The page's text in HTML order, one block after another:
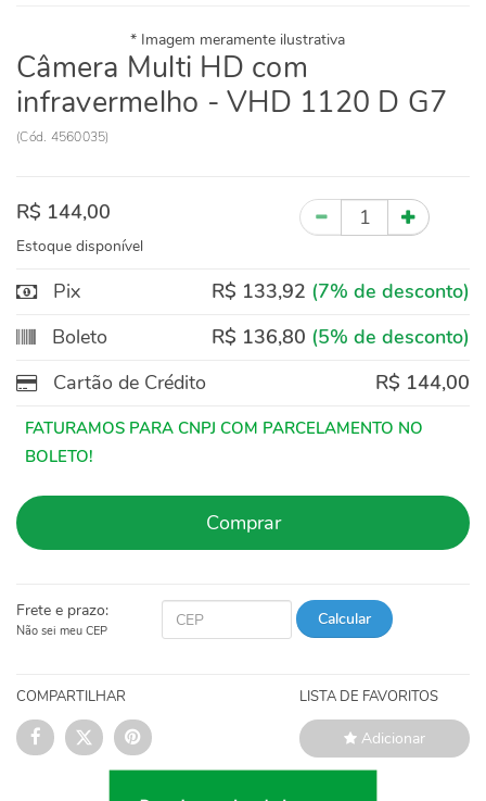
Câmera Multi HD com
infravermelho - VHD 1120 D G7
(Cód. 4560035)
R$ 144,00
Estoque disponível
Quantidade
Pix R$ 133,92 (7% de desconto)
Boleto
R$ 136,80 (5% de desconto)
Cartão de Crédito
R$ 144,00
Comprar
Frete e prazo:
Não sei meu CEP
Calcular
COMPARTILHAR LISTA DE FAVORITOS
Adicionar